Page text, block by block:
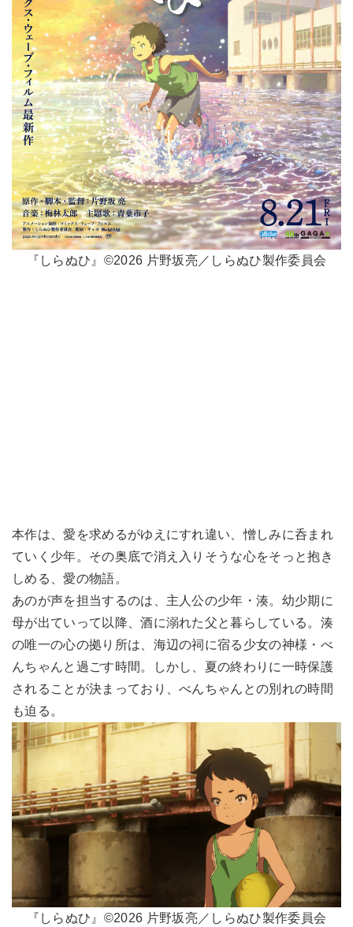
『しらぬひ』©2026 片野坂亮／しらぬひ製作委員会
本作は、愛を求めるがゆえにすれ違い、憎しみに呑まれ
ていく少年。その奥底で消え入りそうな心をそっと抱き
しめる、愛の物語。
あのが声を担当するのは、主人公の少年・湊。幼少期に
母が出ていって以降、酒に溺れた父と暮らしている。湊
の唯一の心の拠り所は、海辺の祠に宿る少女の神様・べ
んちゃんと過ごす時間。しかし、夏の終わりに一時保護
されることが決まっており、べんちゃんとの別れの時間
も迫る。
『しらぬひ』©2026 片野坂亮／しらぬひ製作委員会